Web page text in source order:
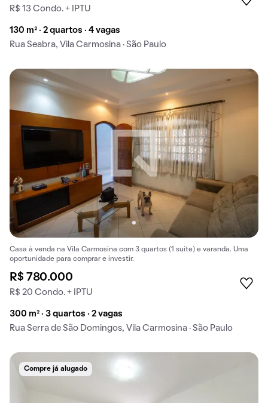
R$ 13 Condo. + IPTU
130 m² · 2 quartos · 4 vagas
Rua Seabra, Vila Carmosina · São Paulo
Casa à venda na Vila Carmosina com 3 quartos (1 suíte) e varanda. Uma
oportunidade para comprar e investir.
R$ 780.000
R$ 20 Condo. + IPTU
300 m² · 3 quartos · 2 vagas
Rua Serra de São Domingos, Vila Carmosina · São Paulo
Compre já alugado